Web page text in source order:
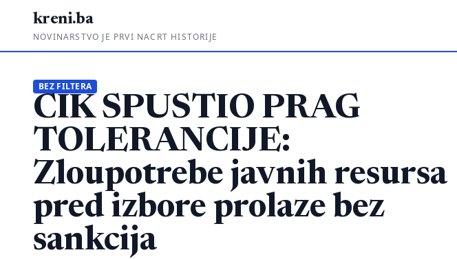
kreni.ba
NOVINARSTVO JE PRVI NACRT HISTORIJE
BEZ FILTERA
CIK SPUSTIO PRAG
TOLERANCIJE:
Zloupotrebe javnih resursa
pred izbore prolaze bez
sankcija